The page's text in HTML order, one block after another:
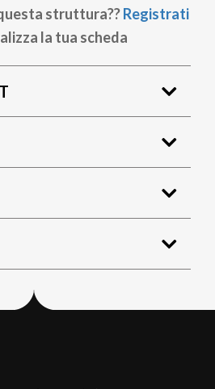
struttura??Registrati
la tua scheda